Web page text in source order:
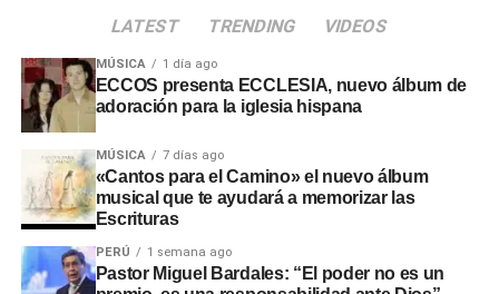
no aprobó el presupuesto para las
intervenciones en los sectores de Chamos del Pino y La
Rinconada, a pesar de disponer de recursos económicos
institucionales.
Adicionalmente, en el sector
laboró sin la autorización de laAutoridad Administrativa
del Agua. En Santo Domingo y El Conde, las labores
ingenieros residentes o inspectores.
LATEST TRENDING VIDEOS
MÚSICA 1 día ago
ECCOS presenta ECCLESIA, nuevo álbum de
adoración para la iglesia hispana
MÚSICA 7 días ago
«Cantos para el Camino» el nuevo álbum
musical que te ayudará a memorizar las
Escrituras
PERÚ 1 semana ago
Pastor Miguel Bardales: “El poder no es un